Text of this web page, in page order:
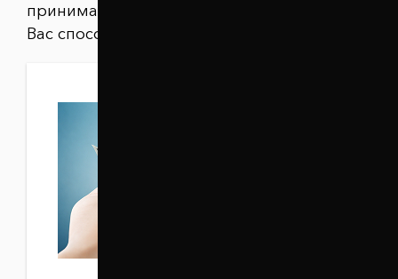
принимаем оплату любым удобным для
Вас способом: